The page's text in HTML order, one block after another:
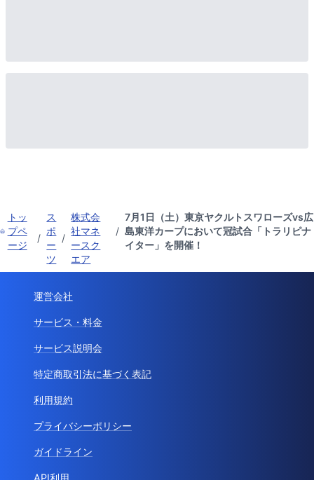
トッ
プペ
ージ
/
ス
ポ
ー
ツ
/
株式会
社マネ
ースク
エア
/
7月1日（土）東京ヤクルトスワローズvs広
島東洋カープにおいて冠試合「トラリピナ
イター」を開催！
運営会社
サービス・料金
サービス説明会
特定商取引法に基づく表記
利用規約
プライバシーポリシー
ガイドライン
API利用